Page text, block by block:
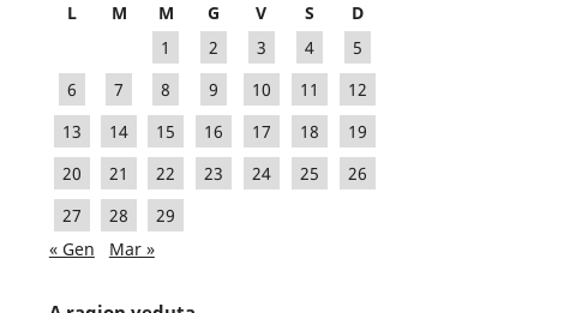
L M M G V S
D
1
2 3 4
5
6
7 8 9 10 11
12
13
14 15 16 17 18
19
20
21 22 23 24 25
26
27
28
29
« Gen
Mar »